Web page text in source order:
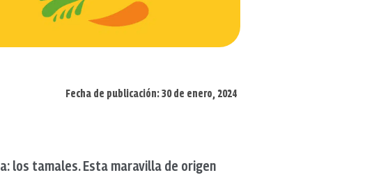
Fecha de publicación: 30 de enero, 2024
los tamales. Esta maravilla de origen